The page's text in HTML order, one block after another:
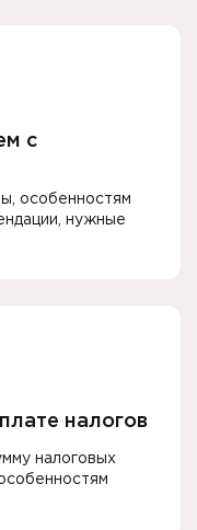
с
особенностям
нужные
налогов
налоговых